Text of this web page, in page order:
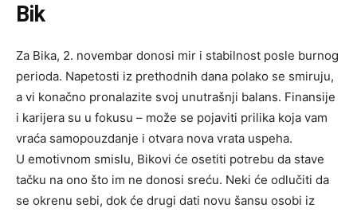
Bik
Za Bika, 2. novembar donosi mir i stabilnost posle burnog
perioda. Napetosti iz prethodnih dana polako se smiruju,
a vi konačno pronalazite svoj unutrašnji balans. Finansije
i karijera su u fokusu – može se pojaviti prilika koja vam
vraća samopouzdanje i otvara nova vrata uspeha.
U emotivnom smislu, Bikovi će osetiti potrebu da stave
tačku na ono što im ne donosi sreću. Neki će odlučiti da
se okrenu sebi, dok će drugi dati novu šansu osobi iz